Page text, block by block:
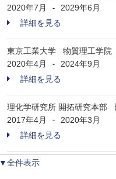
2020年7月
-
2029年6月
詳細を見る
東京工業大学 物質理工学
2020年4月
-
2024年9月
詳細を見る
理化学研究所 開拓研究本部
2017年4月
-
2020年3月
詳細を見る
▼全件表示